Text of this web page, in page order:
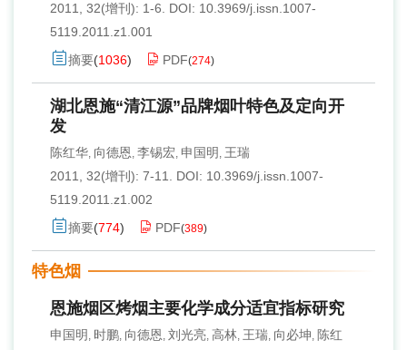
2011, 32(增刊): 1-6.
DOI: 10.3969/j.issn.1007-
5119.2011.z1.001
摘要(1036) PDF(274)
湖北恩施“清江源”品牌烟叶特色及定向开
发
陈红华, 向德恩 , 李锡宏, 申国明 , 王瑞
2011, 32(增刊): 7-11.
DOI: 10.3969/j.issn.1007-
5119.2011.z1.002
摘要(774) PDF(389)
特色烟
恩施烟区烤烟主要化学成分适宜指标研究
申国明 , 时鹏, 向德恩 , 刘光亮, 高林, 王瑞, 向必坤, 陈红